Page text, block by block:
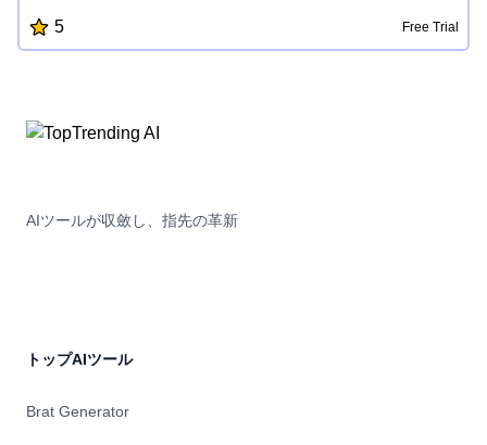
し、OpenAI、Aptos、Sui、Fuelなどの最先端技術での開発者
の成功を支援しています。建設を楽しく簡単にすることに焦点
最大限に引き出すことを後押ししています。
5 Free Trial
AIツールが収斂し、指先の革新
トップAIツール
Brat Generator